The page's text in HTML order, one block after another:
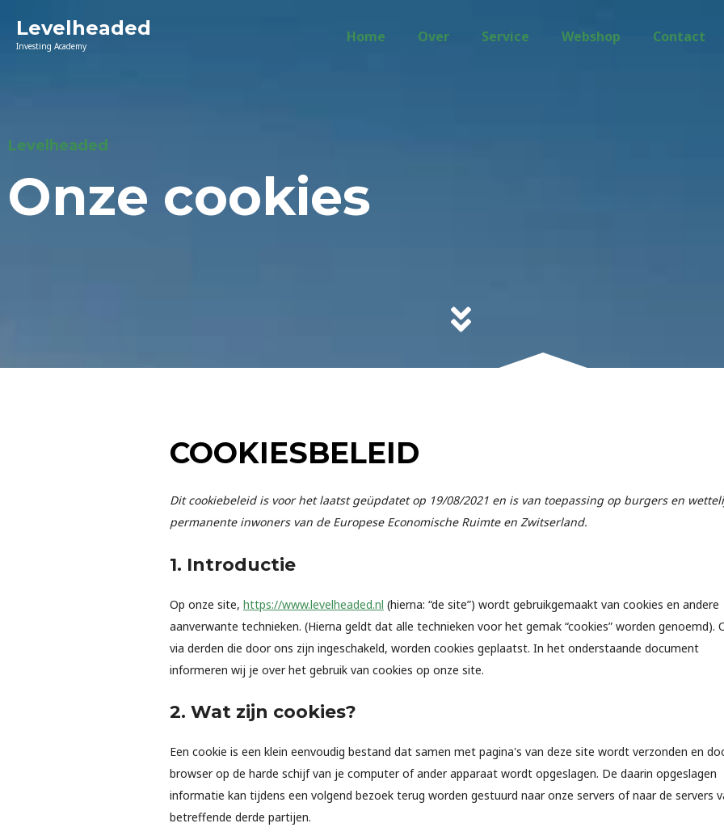
Levelheaded
Investing Academy
Home Over Service Webshop Contact
Levelheaded
Onze cookies
COOKIESBELEID
Dit cookiebeleid is voor het laatst geüpdatet op 19/08/2021 en is van toepassing op burgers en
permanente inwoners van de Europese Economische Ruimte en Zwitserland.
1. Introductie
Op onze site, https://www.levelheaded.nl (hierna: “de site”) wordt gebruikgemaakt van cookies en andere
aanverwante technieken. (Hierna geldt dat alle technieken voor het gemak “cookies” worden genoemd).
via derden die door ons zijn ingeschakeld, worden cookies geplaatst. In het onderstaande document
informeren wij je over het gebruik van cookies op onze site.
2. Wat zijn cookies?
Een cookie is een klein eenvoudig bestand dat samen met pagina's van deze site wordt verzonden en
browser op de harde schijf van je computer of ander apparaat wordt opgeslagen. De daarin opgeslagen
informatie kan tijdens een volgend bezoek terug worden gestuurd naar onze servers of naar de servers
betreffende derde partijen.